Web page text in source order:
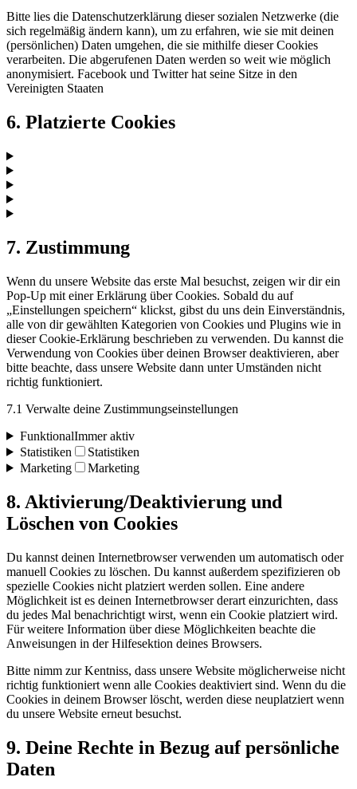
Bitte lies die Datenschutzerklärung dieser sozialen Netzwerke (die
sich regelmäßig ändern kann), um zu erfahren, wie sie mit deinen
(persönlichen) Daten umgehen, die sie mithilfe dieser Cookies
verarbeiten. Die abgerufenen Daten werden so weit wie möglich
anonymisiert. Facebook und Twitter hat seine Sitze in den
Vereinigten Staaten
6. Platzierte Cookies
7. Zustimmung
Wenn du unsere Website das erste Mal besuchst, zeigen wir dir ein
Pop-Up mit einer Erklärung über Cookies. Sobald du auf
„Einstellungen speichern“ klickst, gibst du uns dein Einverständnis,
alle von dir gewählten Kategorien von Cookies und Plugins wie in
dieser Cookie-Erklärung beschrieben zu verwenden. Du kannst die
Verwendung von Cookies über deinen Browser deaktivieren, aber
bitte beachte, dass unsere Website dann unter Umständen nicht
richtig funktioniert.
7.1 Verwalte deine Zustimmungseinstellungen
FunktionalImmer aktiv
Statistiken
Statistiken
Marketing
Marketing
8. Aktivierung/Deaktivierung und
Löschen von Cookies
Du kannst deinen Internetbrowser verwenden um automatisch oder
manuell Cookies zu löschen. Du kannst außerdem spezifizieren ob
spezielle Cookies nicht platziert werden sollen. Eine andere
Möglichkeit ist es deinen Internetbrowser derart einzurichten, dass
du jedes Mal benachrichtigt wirst, wenn ein Cookie platziert wird.
Für weitere Information über diese Möglichkeiten beachte die
Anweisungen in der Hilfesektion deines Browsers.
Bitte nimm zur Kentniss, dass unsere Website möglicherweise nicht
richtig funktioniert wenn alle Cookies deaktiviert sind. Wenn du die
Cookies in deinem Browser löscht, werden diese neuplatziert wenn
du unsere Website erneut besuchst.
9. Deine Rechte in Bezug auf persönliche
Daten